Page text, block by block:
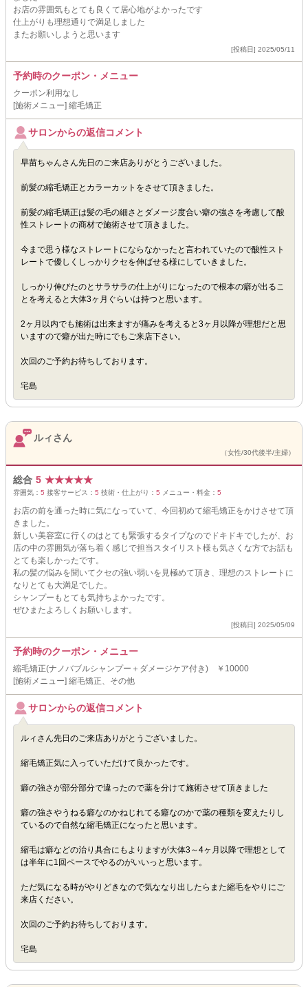
お店の雰囲気もとても良くて居心地がよかったです
仕上がりも理想通りで満足しました
またお願いしようと思います
[投稿日] 2025/05/11
予約時のクーポン・メニュー
クーポン利用なし
[施術メニュー] 縮毛矯正
サロンからの返信コメント
早苗ちゃんさん先日のご来店ありがとうございました。
前髪の縮毛矯正とカラーカットをさせて頂きました。
前髪の縮毛矯正は髪の毛の細さとダメージ度合い癖の強さを考慮して酸
性ストレートの商材で施術させて頂きました。
今まで思う様なストレートにならなかったと言われていたので酸性スト
レートで優しくしっかりクセを伸ばせる様にしていきました。
しっかり伸びたのとサラサラの仕上がりになったので根本の癖が出るこ
とを考えると大体3ヶ月ぐらいは持つと思います。
2ヶ月以内でも施術は出来ますが痛みを考えると3ヶ月以降が理想だと思
いますので癖が出た時にでもご来店下さい。
次回のご予約お待ちしております。
宅島
ルィさん
（女性/30代後半/主婦）
総合 5 ★★★★★
雰囲気： 5 接客サービス： 5 技術・仕上がり： 5 メニュー・料金： 5
お店の前を通った時に気になっていて、今回初めて縮毛矯正をかけさせて頂
きました。
新しい美容室に行くのはとても緊張するタイプなのでドキドキでしたが、お
店の中の雰囲気が落ち着く感じで担当スタイリスト様も気さくな方でお話も
とても楽しかったです。
私の髪の悩みを聞いてクセの強い弱いを見極めて頂き、理想のストレートに
なりとても大満足でした。
シャンプーもとても気持ちよかったです。
ぜひまたよろしくお願いします。
[投稿日] 2025/05/09
予約時のクーポン・メニュー
縮毛矯正(ナノバブルシャンプー＋ダメージケア付き) ￥10000
[施術メニュー] 縮毛矯正、その他
サロンからの返信コメント
ルィさん先日のご来店ありがとうございました。
縮毛矯正気に入っていただけて良かったです。
癖の強さが部分部分で違ったので薬を分けて施術させて頂きました
癖の強さやうねる癖なのかねじれてる癖なのかで薬の種類を変えたりし
ているので自然な縮毛矯正になったと思います。
縮毛は癖などの治り具合にもよりますが大体3～4ヶ月以降で理想として
は半年に1回ペースでやるのがいいっと思います。
ただ気になる時がやりどきなので気ななり出したらまた縮毛をやりにご
来店ください。
次回のご予約お待ちしております。
宅島